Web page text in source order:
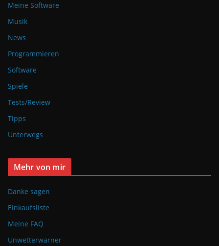
Meine Software
Musik
News
Programmieren
Software
Spiele
Tests/Review
Tipps
Unterwegs
Mehr von mir
Danke sagen
Einkaufsliste
Meine FAQ
Unwetterwarner